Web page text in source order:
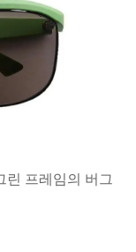
린 프레임의 버그